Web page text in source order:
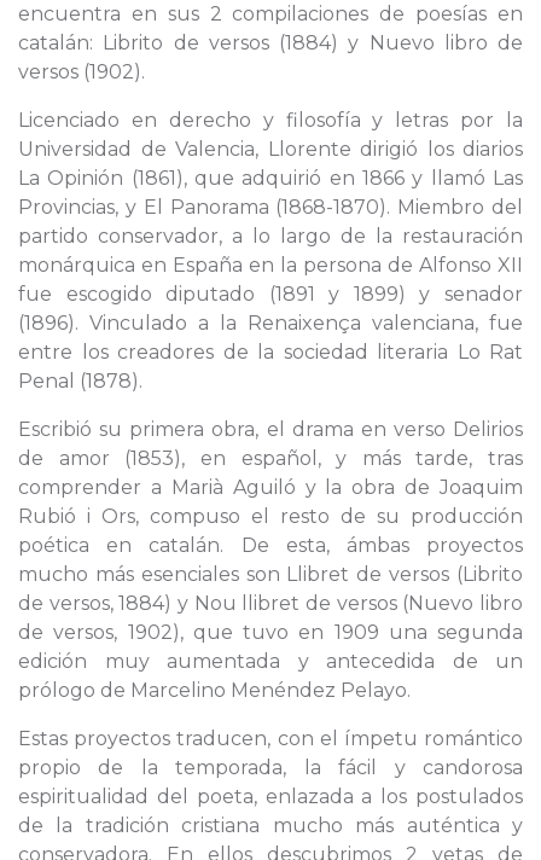
encuentra en sus 2 compilaciones de poesías en
catalán: Librito de versos (1884) y Nuevo libro de
versos (1902).
Licenciado en derecho y filosofía y letras por la
Universidad de Valencia, Llorente dirigió los diarios
La Opinión (1861), que adquirió en 1866 y llamó Las
Provincias, y El Panorama (1868-1870). Miembro del
partido conservador, a lo largo de la restauración
monárquica en España en la persona de Alfonso XII
fue escogido diputado (1891 y 1899) y senador
(1896). Vinculado a la Renaixença valenciana, fue
entre los creadores de la sociedad literaria Lo Rat
Penal (1878).
Escribió su primera obra, el drama en verso Delirios
de amor (1853), en español, y más tarde, tras
comprender a Marià Aguiló y la obra de Joaquim
Rubió i Ors, compuso el resto de su producción
poética en catalán. De esta, ámbas proyectos
mucho más esenciales son Llibret de versos (Librito
de versos, 1884) y Nou llibret de versos (Nuevo libro
de versos, 1902), que tuvo en 1909 una segunda
edición muy aumentada y antecedida de un
prólogo de Marcelino Menéndez Pelayo.
Estas proyectos traducen, con el ímpetu romántico
propio de la temporada, la fácil y candorosa
espiritualidad del poeta, enlazada a los postulados
de la tradición cristiana mucho más auténtica y
conservadora. En ellos descubrimos 2 vetas de